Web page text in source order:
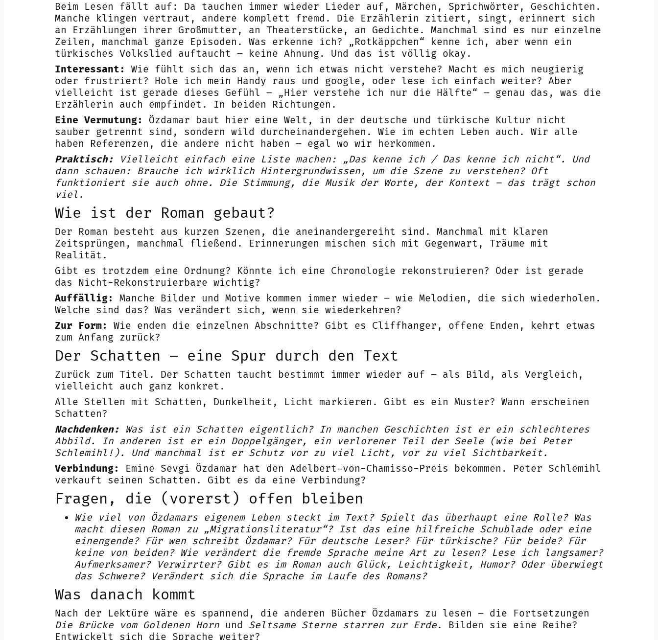
Beim Lesen fällt auf: Da tauchen immer wieder Lieder auf, Märchen, Sprichwörter, Geschichten.
Manche klingen vertraut, andere komplett fremd. Die Erzählerin zitiert, singt, erinnert sich
an Erzählungen ihrer Großmutter, an Theaterstücke, an Gedichte. Manchmal sind es nur einzelne
Zeilen, manchmal ganze Episoden. Was erkenne ich? „Rotkäppchen“ kenne ich, aber wenn ein
türkisches Volkslied auftaucht – keine Ahnung. Und das ist völlig okay.
Interessant:
Wie fühlt sich das an, wenn ich etwas nicht verstehe? Macht es mich neugierig
oder frustriert? Hole ich mein Handy raus und google, oder lese ich einfach weiter? Aber
vielleicht ist gerade dieses Gefühl – „Hier verstehe ich nur die Hälfte“ – genau das, was die
Erzählerin auch empfindet. In beiden Richtungen.
Eine Vermutung:
Özdamar baut hier eine Welt, in der deutsche und türkische Kultur nicht
sauber getrennt sind, sondern wild durcheinandergehen. Wie im echten Leben auch. Wir alle
haben Referenzen, die andere nicht haben – egal wo wir herkommen.
Praktisch: Vielleicht einfach eine Liste machen: „Das kenne ich / Das kenne ich nicht“. Und
dann schauen: Brauche ich wirklich Hintergrundwissen, um die Szene zu verstehen? Oft
funktioniert sie auch ohne. Die Stimmung, die Musik der Worte, der Kontext – das trägt schon
viel.
Wie ist der Roman gebaut?
Der Roman besteht aus kurzen Szenen, die aneinandergereiht sind. Manchmal mit klaren
Zeitsprüngen, manchmal fließend. Erinnerungen mischen sich mit Gegenwart, Träume mit
Realität.
Gibt es trotzdem eine Ordnung? Könnte ich eine Chronologie rekonstruieren? Oder ist gerade
das Nicht-Rekonstruierbare wichtig?
Auffällig:
Manche Bilder und Motive kommen immer wieder – wie Melodien, die sich wiederholen.
Welche sind das? Was verändert sich, wenn sie wiederkehren?
Zur Form:
Wie enden die einzelnen Abschnitte? Gibt es Cliffhanger, offene Enden, kehrt etwas
zum Anfang zurück?
Der Schatten – eine Spur durch den Text
Zurück zum Titel. Der Schatten taucht bestimmt immer wieder auf – als Bild, als Vergleich,
vielleicht auch ganz konkret.
Alle Stellen mit Schatten, Dunkelheit, Licht markieren. Gibt es ein Muster? Wann erscheinen
Schatten?
Nachdenken: Was ist ein Schatten eigentlich? In manchen Geschichten ist er ein schlechteres
Abbild. In anderen ist er ein Doppelgänger, ein verlorener Teil der Seele (wie bei Peter
Schlemihl!). Und manchmal ist er Schutz vor zu viel Licht, vor zu viel Sichtbarkeit.
Verbindung:
Emine Sevgi Özdamar hat den Adelbert-von-Chamisso-Preis bekommen. Peter Schlemihl
verkauft seinen Schatten. Gibt es da eine Verbindung?
Fragen, die (vorerst) offen bleiben
Wie viel von Özdamars eigenem Leben steckt im Text? Spielt das überhaupt eine Rolle? Was
macht diesen Roman zu „Migrationsliteratur“? Ist das eine hilfreiche Schublade oder eine
einengende? Für wen schreibt Özdamar? Für deutsche Leser? Für türkische? Für beide? Für
keine von beiden? Wie verändert die fremde Sprache meine Art zu lesen? Lese ich langsamer?
Aufmerksamer? Verwirrter? Gibt es im Roman auch Glück, Leichtigkeit, Humor? Oder überwiegt
das Schwere? Verändert sich die Sprache im Laufe des Romans?
Was danach kommt
Nach der Lektüre wäre es spannend, die anderen Bücher Özdamars zu lesen – die Fortsetzungen
Die Brücke vom Goldenen Horn und Seltsame Sterne starren zur Erde. Bilden sie eine Reihe?
Entwickelt sich die Sprache weiter?